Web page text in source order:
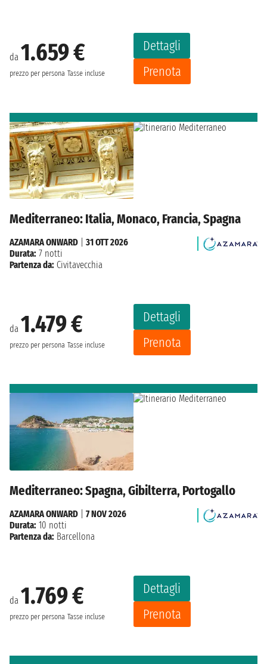
da 1.659 €
prezzo per persona Tasse incluse
Dettagli
Prenota
Mediterraneo: Italia, Monaco, Francia, Spagna
da 1.479 €
prezzo per persona Tasse incluse
Dettagli
Prenota
AZAMARA ONWARD
31 OTT 2026
Durata: 7 notti
Partenza da: Civitavecchia
Mediterraneo: Spagna, Gibilterra, Portogallo
da 1.769 €
prezzo per persona Tasse incluse
Dettagli
Prenota
AZAMARA ONWARD
7 NOV 2026
Durata: 10 notti
Partenza da: Barcellona